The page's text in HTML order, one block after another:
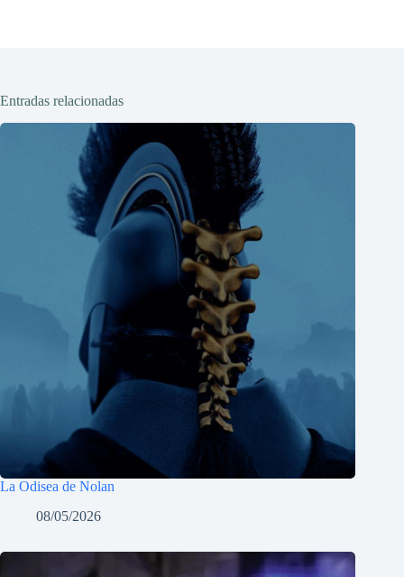
Entradas relacionadas
La Odisea de Nolan
08/05/2026